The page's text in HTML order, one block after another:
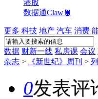
港股
数据通Claw🦞
更多 科技 地产 汽车 消费
数据 财新一线 私房课 会议
杂志 > 《新世纪》周刊 >
0发表评